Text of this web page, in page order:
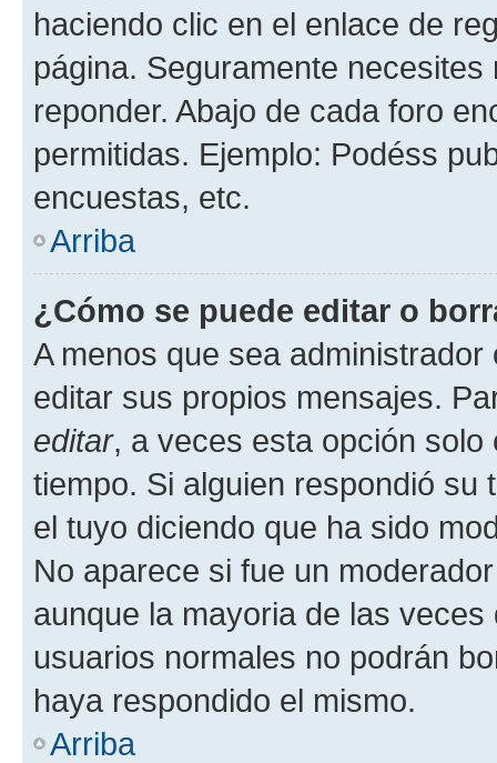
haciendo clic en el enlace de
página. Seguramente
reponder. Abajo de cada foro
permitidas. Ejemplo: Podéss
encuestas, etc.
Arriba
¿Cómo se puede editar o
A menos que sea
editar sus propios mensajes.
editar, a veces esta opción
tiempo. Si alguien respondió
el tuyo diciendo que ha sido
No aparece si fue un
aunque la mayoria de las
usuarios normales no podrán
haya respondido el mismo.
Arriba